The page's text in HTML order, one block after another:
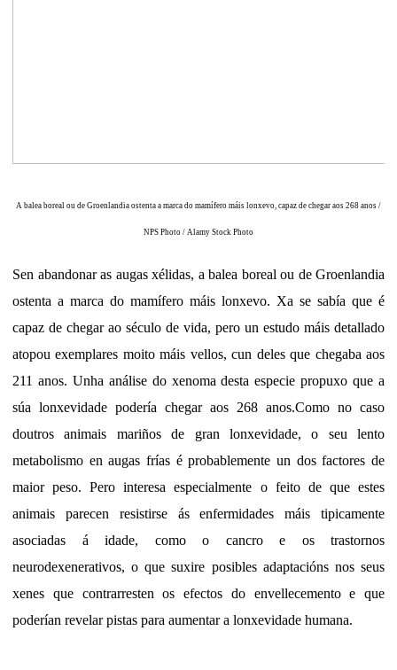
A balea boreal ou de Groenlandia ostenta a marca do mamífero máis lonxevo, capaz de chegar aos 268 anos /
NPS Photo / Alamy Stock Photo
Sen abandonar as augas xélidas, a balea boreal ou de Groenlandia
ostenta a marca do mamífero máis lonxevo. Xa se sabía que é
capaz de chegar ao século de vida, pero un estudo máis detallado
atopou exemplares moito máis vellos, cun deles que chegaba aos
211 anos. Unha análise do xenoma desta especie propuxo que a
súa lonxevidade podería chegar aos 268 anos.Como no caso
doutros animais mariños de gran lonxevidade, o seu lento
metabolismo en augas frías é probablemente un dos factores de
maior peso. Pero interesa especialmente o feito de que estes
animais parecen resistirse ás enfermidades máis tipicamente
asociadas á idade, como o cancro e os trastornos
neurodexenerativos, o que suxire posibles adaptacións nos seus
xenes que contrarresten os efectos do envellecemento e que
poderían revelar pistas para aumentar a lonxevidade humana.